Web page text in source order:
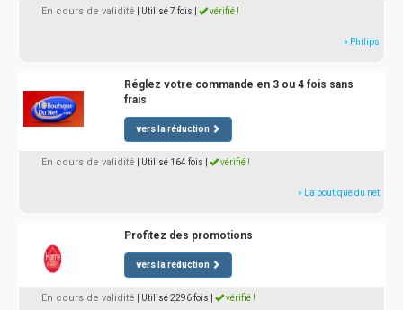
En cours de validité | Utilisé 7 fois vérifié !
» Philips
Réglez votre commande en 3 ou 4 fois sans
frais
vers la réduction
En cours de validité | Utilisé 164 fois vérifié !
» La boutique du net
Profitez des promotions
vers la réduction
En cours de validité | Utilisé 2296 fois vérifié !